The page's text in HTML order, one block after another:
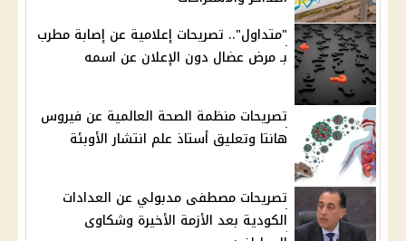
"متداول".. تصريحات إعلامية عن إصابة مطرب
بـ مرض عضال دون الإعلان عن اسمه
تصريحات منظمة الصحة العالمية عن فيروس
هانتا وتعليق أستاذ علم انتشار الأوبئة
تصريحات مصطفى مدبولي عن العدادات
الكودية بعد الأزمة الأخيرة وشكاوى